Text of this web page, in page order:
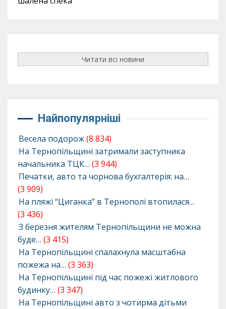
Читати всі новини
Найпопулярніші
Весела подорож(8 834)
На Тернопільщині затримали заступника
начальника ТЦК… (3 944)
Печатки, авто та чорнова бухгалтерія: на…
(3 909)
На пляжі “Циганка” в Тернополі втопилася…
(3 436)
З березня жителям Тернопільщини не можна
буде… (3 415)
На Тернопільщині спалахнула масштабна
пожежа на… (3 363)
На Тернопільщині під час пожежі житлового
будинку… (3 347)
На Тернопільщині авто з чотирма дітьми